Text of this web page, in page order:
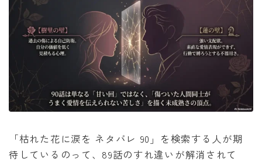
「枯れた花に涙を ネタバレ 90」を検索する人が期
待しているのって、89話のすれ違いが解消されて